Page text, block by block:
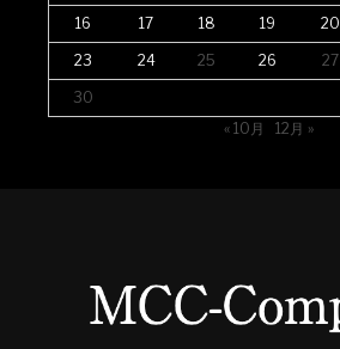
16 17 18 19 20
23 24 25 26 27
30
« 10月
12月 »